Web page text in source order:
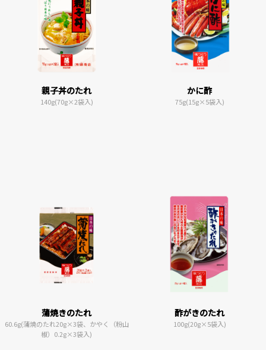
親子丼のたれ
140g(70g×2袋入)
かに酢
75g(15g×5袋入)
蒲焼きのたれ
60.6g(蒲焼のたれ20g×3袋、かやく（粉山
椒）0.2g×3袋入)
酢がきのたれ
100g(20g×5袋入)